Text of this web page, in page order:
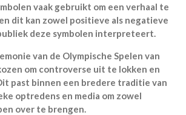
vaak gebruikt om een verhaal te
dit kan zowel positieve als negatieve
deze symbolen interpreteert.
van de Olympische Spelen van
om controverse uit te lokken en
past binnen een bredere traditie van
optredens en media om zowel
over te brengen.